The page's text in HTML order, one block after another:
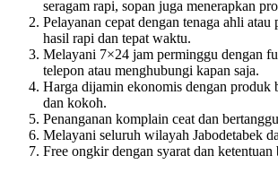
seragam rapi, sopan juga menerapkan
Pelayanan cepat dengan tenaga ahli atau
hasil rapi dan tepat waktu.
Melayani 7×24 jam perminggu dengan
telepon atau menghubungi kapan saja.
Harga dijamin ekonomis dengan produk
dan kokoh.
Penanganan komplain ceat dan
Melayani seluruh wilayah Jabodetabek
Free ongkir dengan syarat dan ketentuan